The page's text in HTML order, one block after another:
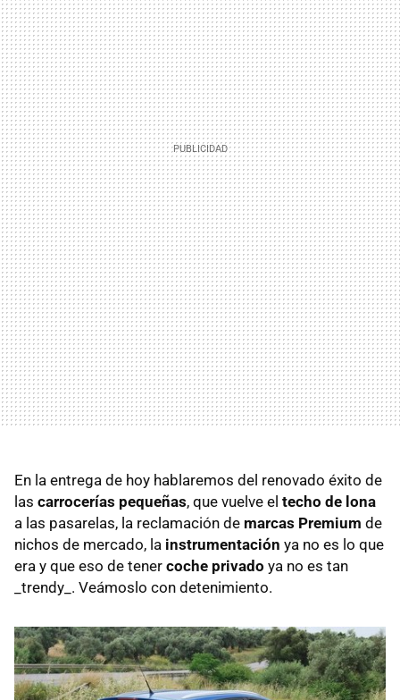
En la entrega de hoy hablaremos del renovado éxito de
las carrocerías pequeñas, que vuelve el techo de lona
a las pasarelas, la reclamación de marcas Premium de
nichos de mercado, la instrumentación ya no es lo que
era y que eso de tener coche privado ya no es tan
_trendy_. Veámoslo con detenimiento.